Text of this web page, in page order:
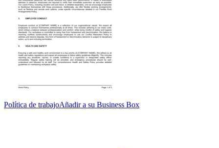
Política de trabajoAñadir a su Business Box